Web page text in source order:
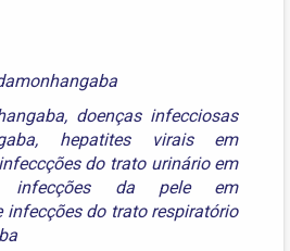
, doenças infecciosas
, hepatites virais em
infeccções do trato urinário em
infecções da pele em
infecções do trato respiratório